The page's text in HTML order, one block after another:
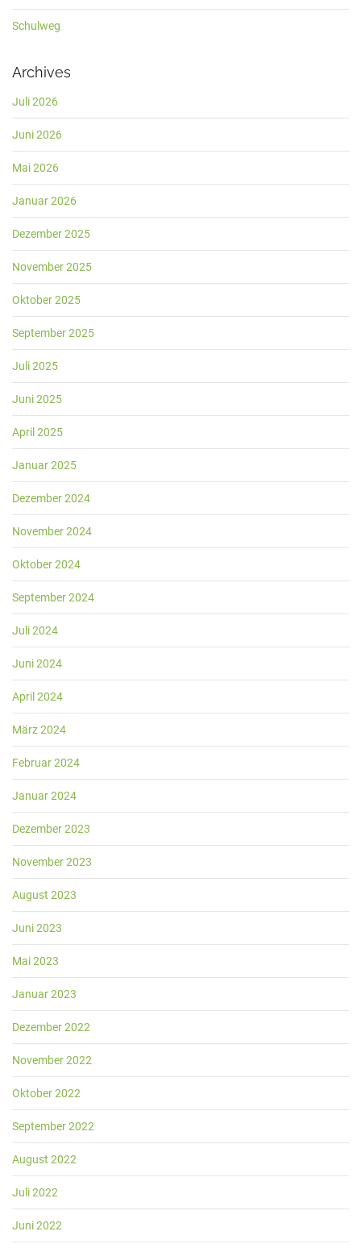
Schulweg
Archives
Juli 2026
Juni 2026
Mai 2026
Januar 2026
Dezember 2025
November 2025
Oktober 2025
September 2025
Juli 2025
Juni 2025
April 2025
Januar 2025
Dezember 2024
November 2024
Oktober 2024
September 2024
Juli 2024
Juni 2024
April 2024
März 2024
Februar 2024
Januar 2024
Dezember 2023
November 2023
August 2023
Juni 2023
Mai 2023
Januar 2023
Dezember 2022
November 2022
Oktober 2022
September 2022
August 2022
Juli 2022
Juni 2022